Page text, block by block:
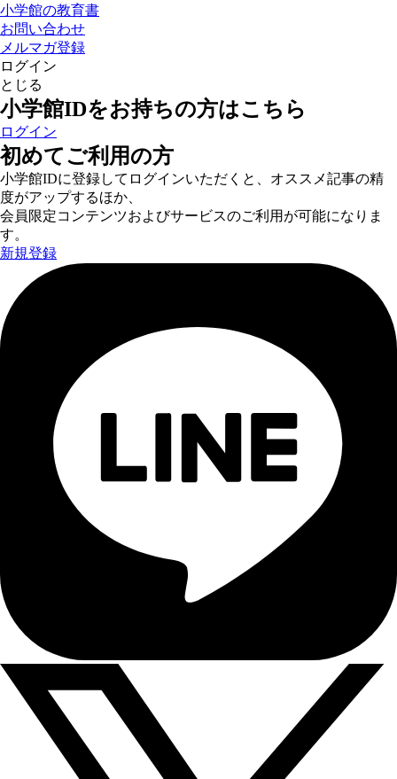
小学館の教育書
お問い合わせ
メルマガ登録
ログイン
とじる
小学館IDをお持ちの方はこちら
ログイン
初めてご利用の方
小学館IDに登録してログインいただくと、オススメ記事の精
度がアップするほか、
会員限定コンテンツおよびサービスのご利用が可能になりま
す。
新規登録